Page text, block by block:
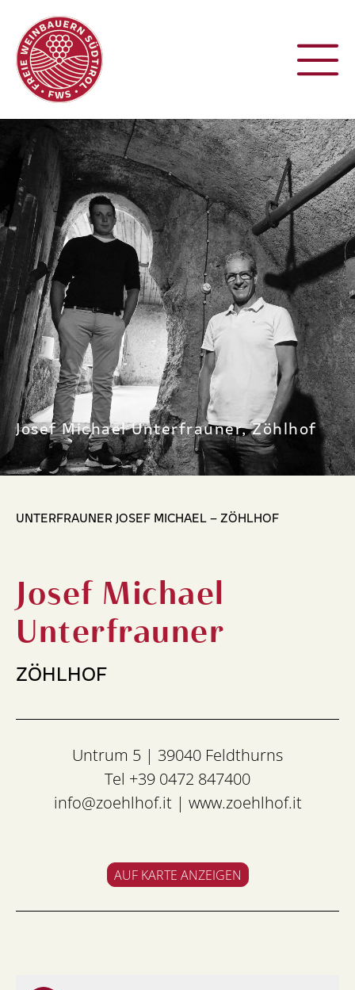
Josef Michael Unterfrauner, Zöhlhof
UNTERFRAUNER JOSEF MICHAEL – ZÖHLHOF
Josef Michael
Unterfrauner
ZÖHLHOF
Untrum 5 | 39040 Feldthurns
Tel +39 0472 847400
info@zoehlhof.it| www.zoehlhof.it
AUF KARTE ANZEIGEN